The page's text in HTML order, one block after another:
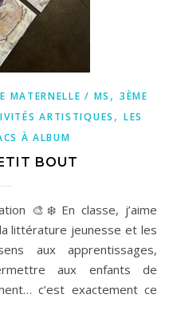
MATERNELLE / MS ,3ÈME
ARTISTIQUES , LES
À ALBUM
BOUT
littérature jeunesse et les
aux apprentissages,
aux enfants de
c’est exactement ce